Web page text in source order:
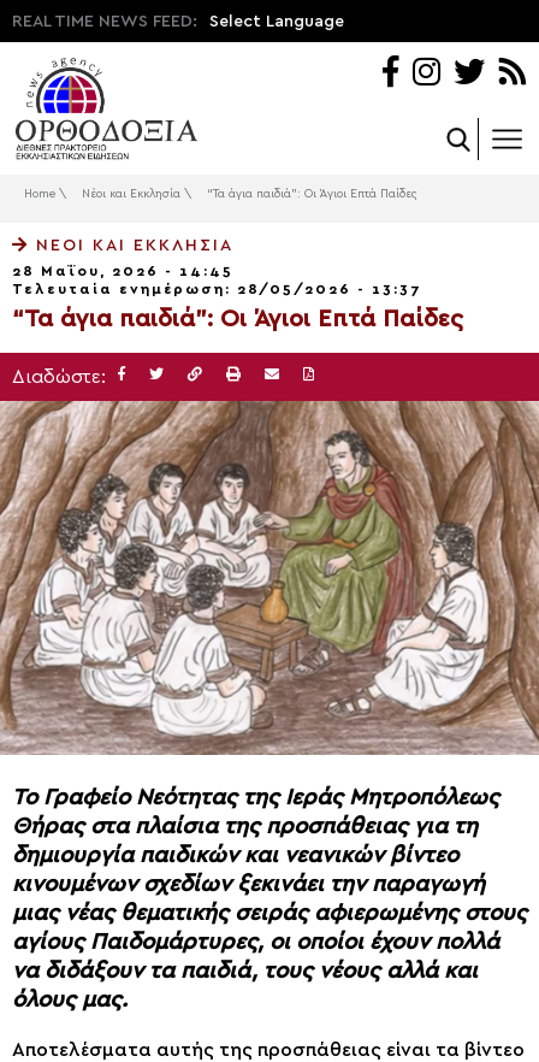
REAL TIME NEWS FEED: Select Language
Home \ Νέοι και Εκκλησία \ “Τα άγια παιδιά”: Οι Άγιοι Επτά Παίδες
ΝΈΟΙ ΚΑΙ ΕΚΚΛΗΣΊΑ
28 Μαΐου, 2026 - 14:45
Τελευταία ενημέρωση: 28/05/2026 - 13:37
“Τα άγια παιδιά”: Οι Άγιοι Επτά Παίδες
Διαδώστε:
Το Γραφείο Νεότητας της Ιεράς Μητροπόλεως
Θήρας στα πλαίσια της προσπάθειας για τη
δημιουργία παιδικών και νεανικών βίντεο
κινουμένων σχεδίων ξεκινάει την παραγωγή
μιας νέας θεματικής σειράς αφιερωμένης στους
αγίους Παιδομάρτυρες, οι οποίοι έχουν πολλά
να διδάξουν τα παιδιά, τους νέους αλλά και
όλους μας.
Αποτελέσματα αυτής της προσπάθειας είναι τα βίντεο